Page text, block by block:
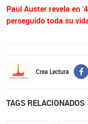
Paul Auster revela en
perseguido toda su
Crea Lectura
TAGS RELACIONADOS